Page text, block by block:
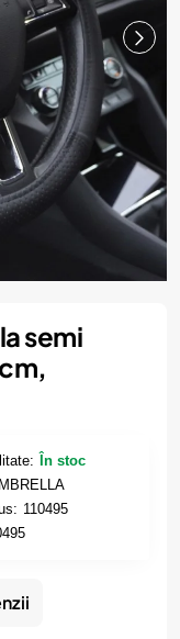
semi
În stoc
110495